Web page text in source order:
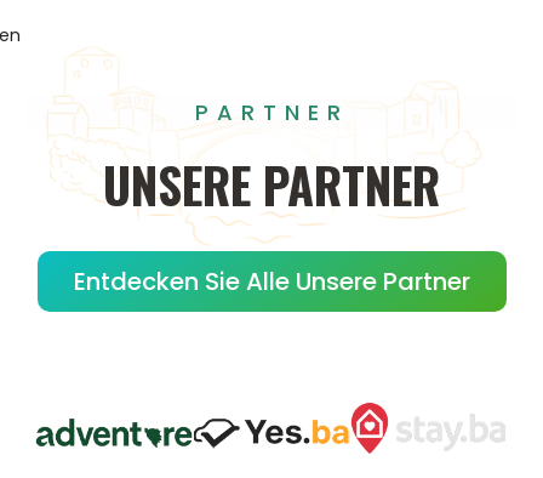
PARTNER
UNSERE PARTNER
Entdecken Sie Alle Unsere Partner